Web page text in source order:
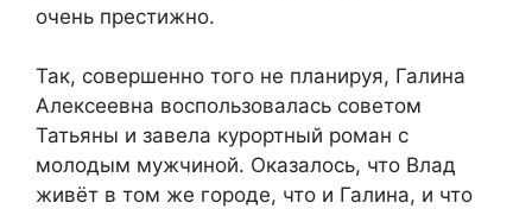
очень престижно.
Так, совершенно того не планируя, Галина
Алексеевна воспользовалась советом
Татьяны и завела курортный роман с
молодым мужчиной. Оказалось, что Влад
живёт в том же городе, что и Галина, и что